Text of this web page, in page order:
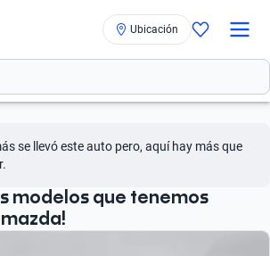
Ubicación
se llevó este auto pero, aquí hay más que
modelos que tenemos